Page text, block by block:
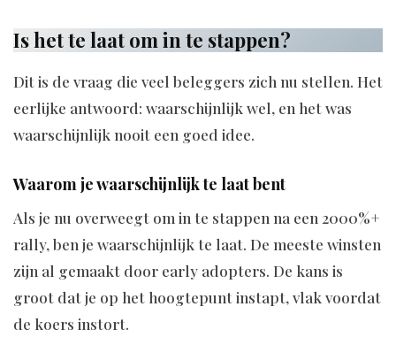
Is het te laat om in te stappen?
Dit is de vraag die veel beleggers zich nu stellen. Het
eerlijke antwoord: waarschijnlijk wel, en het was
waarschijnlijk nooit een goed idee.
Waarom je waarschijnlijk te laat bent
Als je nu overweegt om in te stappen na een 2000%+
rally, ben je waarschijnlijk te laat. De meeste winsten
zijn al gemaakt door early adopters. De kans is
groot dat je op het hoogtepunt instapt, vlak voordat
de koers instort.